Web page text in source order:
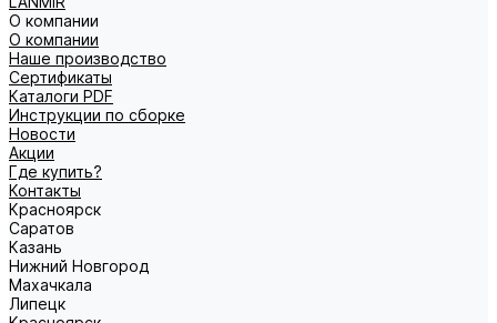
О компании
О компании
Наше производство
Сертификаты
Каталоги PDF
Инструкции по сборке
Новости
Акции
Где купить?
Контакты
Красноярск
Саратов
Казань
Нижний Новгород
Махачкала
Липецк